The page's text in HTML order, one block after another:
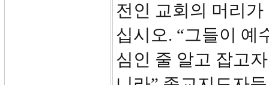
전인 교회의 머리
십시오. “그들이 예
심인 줄 알고 잡고